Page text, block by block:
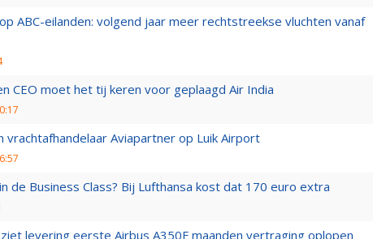
ABC-eilanden: volgend jaar meer rechtstreekse vluchten vanaf
CEO moet het tij keren voor geplaagd Air India
vrachtafhandelaar Aviapartner op Luik Airport
de Business Class? Bij Lufthansa kost dat 170 euro extra
levering eerste Airbus A350F maanden vertraging oplopen